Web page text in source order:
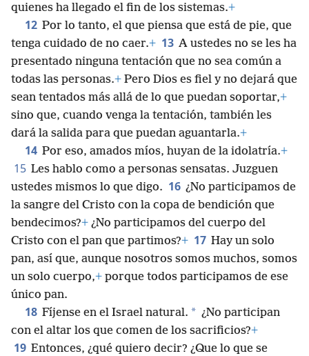
quienes ha llegado el fin de los sistemas.+
12 Por lo tanto, el que piensa que está de pie, que
tenga cuidado de no caer.+ 13 A ustedes no se les ha
presentado ninguna tentación que no sea común a
todas las personas.+ Pero Dios es fiel y no dejará que
sean tentados más allá de lo que puedan soportar,+
sino que, cuando venga la tentación, también les
dará la salida para que puedan aguantarla.+
14 Por eso, amados míos, huyan de la idolatría.+
15 Les hablo como a personas sensatas. Juzguen
ustedes mismos lo que digo. 16 ¿No participamos de
la sangre del Cristo con la copa de bendición que
bendecimos?+ ¿No participamos del cuerpo del
Cristo con el pan que partimos?+ 17 Hay un solo
pan, así que, aunque nosotros somos muchos, somos
un solo cuerpo,+ porque todos participamos de ese
único pan.
18 Fíjense en el Israel natural. * ¿No participan
con el altar los que comen de los sacrificios?+
19 Entonces, ¿qué quiero decir? ¿Que lo que se